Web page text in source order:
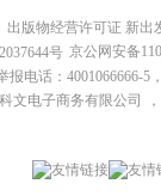
出版物经营许可证 新出
京公网安备
电话：4001066666-5
文电子商务有限公司